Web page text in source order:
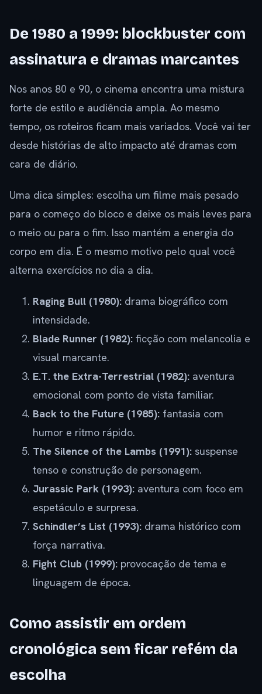
De 1980 a 1999: blockbuster com
assinatura e dramas marcantes
Nos anos 80 e 90, o cinema encontra uma mistura
forte de estilo e audiência ampla. Ao mesmo
tempo, os roteiros ficam mais variados. Você vai ter
desde histórias de alto impacto até dramas com
cara de diário.
Uma dica simples: escolha um filme mais pesado
para o começo do bloco e deixe os mais leves para
o meio ou para o fim. Isso mantém a energia do
corpo em dia. É o mesmo motivo pelo qual você
alterna exercícios no dia a dia.
Raging Bull (1980): drama biográfico com
intensidade.
Blade Runner (1982): ficção com melancolia e
visual marcante.
E.T. the Extra-Terrestrial (1982): aventura
emocional com ponto de vista familiar.
Back to the Future (1985): fantasia com
humor e ritmo rápido.
The Silence of the Lambs (1991): suspense
tenso e construção de personagem.
Jurassic Park (1993): aventura com foco em
espetáculo e surpresa.
Schindler’s List (1993): drama histórico com
força narrativa.
Fight Club (1999): provocação de tema e
linguagem de época.
Como assistir em ordem
cronológica sem ficar refém da
escolha